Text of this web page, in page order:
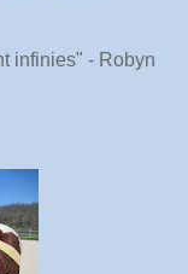
infinies" - Robyn